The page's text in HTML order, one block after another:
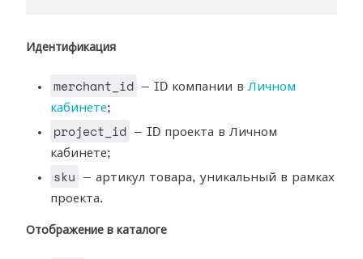
Идентификация
merchant_id — ID компании в Личном
кабинете;
project_id
— ID проекта в Личном
кабинете;
sku
— артикул товара, уникальный в рамках
проекта.
Отображение в каталоге